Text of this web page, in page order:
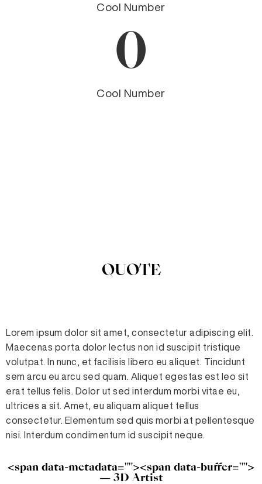
Cool Number
Cool Number
0
QUOTE
Lorem ipsum dolor sit amet, consectetur adipiscing elit.
Maecenas porta dolor lectus non id suscipit tristique
volutpat. In nunc, et facilisis libero eu aliquet. Tincidunt
sem arcu eu arcu sed quam. Aliquet egestas est leo sit
erat tellus felis. Dolor ut sed interdum morbi vitae eu,
ultrices a sit. Amet, eu aliquam aliquet tellus
consectetur. Elementum sed quis morbi at pellentesque
nisi. Interdum condimentum id suscipit neque.
<span data-metadata=""><span data-buffer="">
— 3D Artist